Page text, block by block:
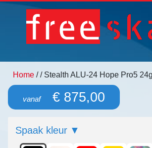
Home // Stealth ALU-24 Hope Pro5
vanaf€ 875,00
Spaak kleur